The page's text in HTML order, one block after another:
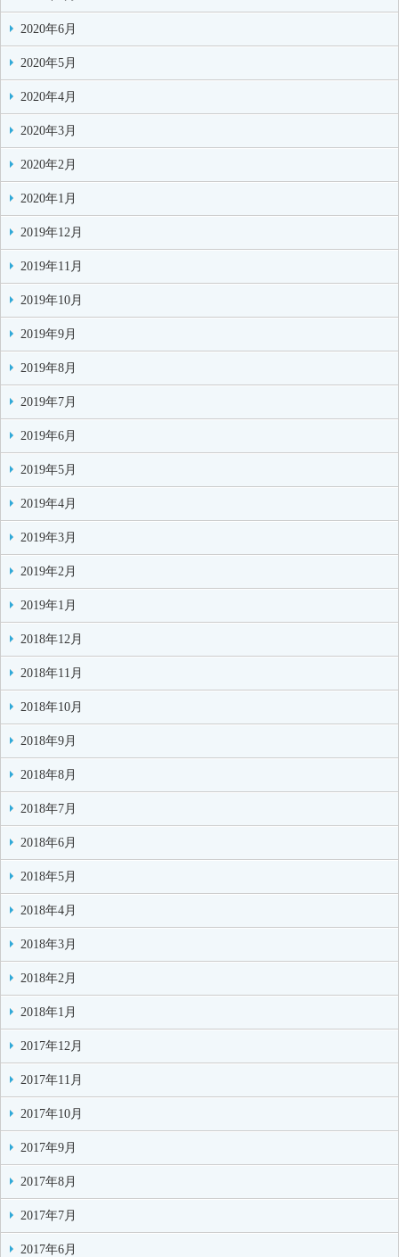
2020年6月
2020年5月
2020年4月
2020年3月
2020年2月
2020年1月
2019年12月
2019年11月
2019年10月
2019年9月
2019年8月
2019年7月
2019年6月
2019年5月
2019年4月
2019年3月
2019年2月
2019年1月
2018年12月
2018年11月
2018年10月
2018年9月
2018年8月
2018年7月
2018年6月
2018年5月
2018年4月
2018年3月
2018年2月
2018年1月
2017年12月
2017年11月
2017年10月
2017年9月
2017年8月
2017年7月
2017年6月